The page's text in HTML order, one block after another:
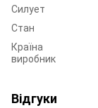
Силует
Стан
Країна
виробник
Відгуки